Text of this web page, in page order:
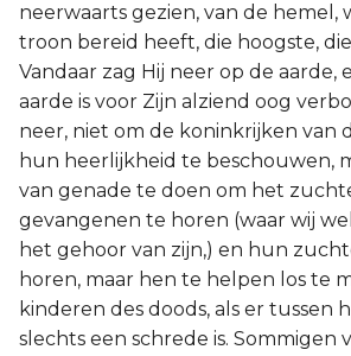
neerwaarts gezien, van de hemel,
troon bereid heeft, die hoogste,
Vandaar zag Hij neer op de aarde,
aarde is voor Zijn alziend oog
neer, niet om de koninkrijken van
hun heerlijkheid te beschouwen,
van genade te doen om het
gevangenen te horen (waar wij
het gehoor van zijn,) en hun
horen, maar hen te helpen los te
kinderen des doods, als er tussen
slechts een schrede is. Sommigen